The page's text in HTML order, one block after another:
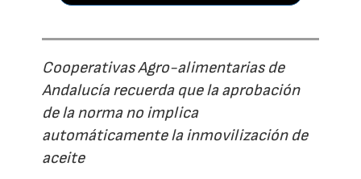
Cooperativas Agro-alimentarias de
Andalucía recuerda que la aprobación
de la norma no implica
automáticamente la inmovilización de
aceite